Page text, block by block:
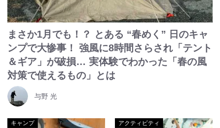
まさか1月でも！？ とある “春めく” 日のキャ
ンプで大惨事！ 強風に8時間さらされ「テント
＆ギア」が破損… 実体験でわかった「春の風
対策で使えるもの」とは
与野 光
キャンプ アクティビティ